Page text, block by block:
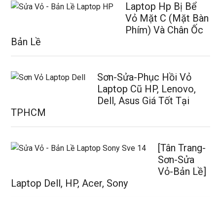
Laptop Hp Bị Bể
Vỏ Mặt C (Mặt Bàn
Phím) Và Chân Ốc
Bản Lề
Sơn-Sửa-Phục Hồi Vỏ
Laptop Cũ HP, Lenovo,
Dell, Asus Giá Tốt Tại
TPHCM
[Tân Trang-
Sơn-Sửa
Vỏ-Bản Lề]
Laptop Dell, HP, Acer, Sony